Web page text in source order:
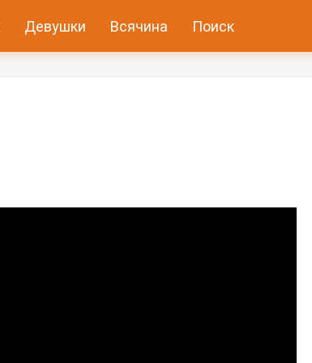
Девушки Всячина Поиск